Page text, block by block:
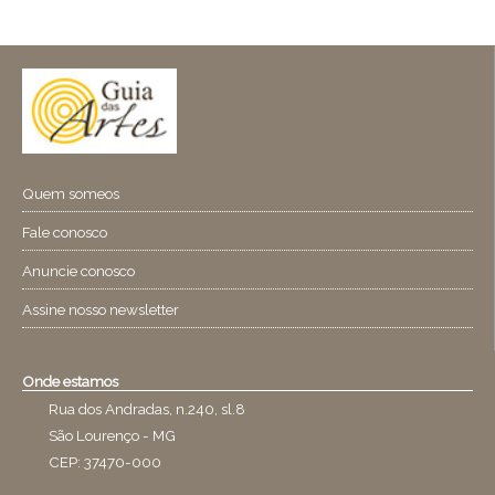
Quem someos
Fale conosco
Anuncie conosco
Assine nosso newsletter
Onde estamos
Rua dos Andradas, n.240, sl.8
São Lourenço - MG
CEP: 37470-000